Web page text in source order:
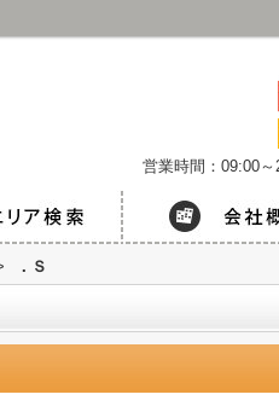
営業時間：09:00～
．Ｓ